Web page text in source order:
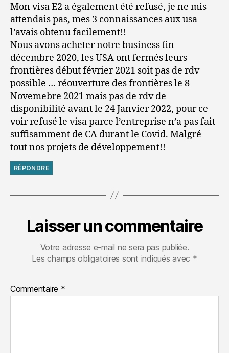
Mon visa E2 a également été refusé, je ne mis
attendais pas, mes 3 connaissances aux usa
l’avais obtenu facilement!!
Nous avons acheter notre business fin
décembre 2020, les USA ont fermés leurs
frontières début février 2021 soit pas de rdv
possible … réouverture des frontières le 8
Novemebre 2021 mais pas de rdv de
disponibilité avant le 24 Janvier 2022, pour ce
voir refusé le visa parce l’entreprise n’a pas fait
suffisamment de CA durant le Covid. Malgré
tout nos projets de développement!!
RÉPONDRE
Laisser un commentaire
Votre adresse e-mail ne sera pas publiée.
Les champs obligatoires sont indiqués avec *
Commentaire *